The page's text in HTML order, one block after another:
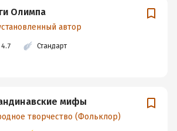
Олимпа
автор
4.7 Стандарт
мифы
творчество (Фольклор)